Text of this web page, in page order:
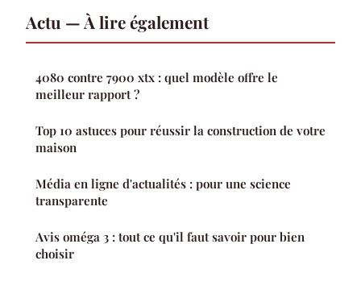
Actu — À lire également
4080 contre 7900 xtx : quel modèle offre le
meilleur rapport ?
Top 10 astuces pour réussir la construction de votre
maison
Média en ligne d'actualités : pour une science
transparente
Avis oméga 3 : tout ce qu'il faut savoir pour bien
choisir